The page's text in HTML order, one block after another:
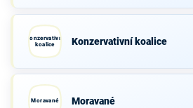
Konzervativní
koalice
Konzervativní koalice
Moravané Moravané